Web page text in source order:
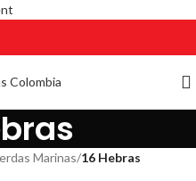
Marinas/16 Hebras